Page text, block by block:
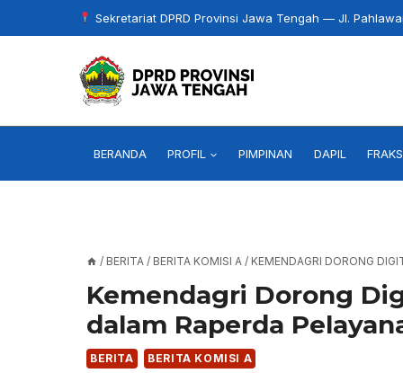
to
Sekretariat DPRD Provinsi Jawa Tengah — Jl.
BERANDA PROFIL PIMPINAN DAPIL
/ BERITA / BERITA KOMISI A / KEMENDAGRI DORONG
Kemendagri Dorong
dalam Raperda
BERITA BERITA KOMISI A